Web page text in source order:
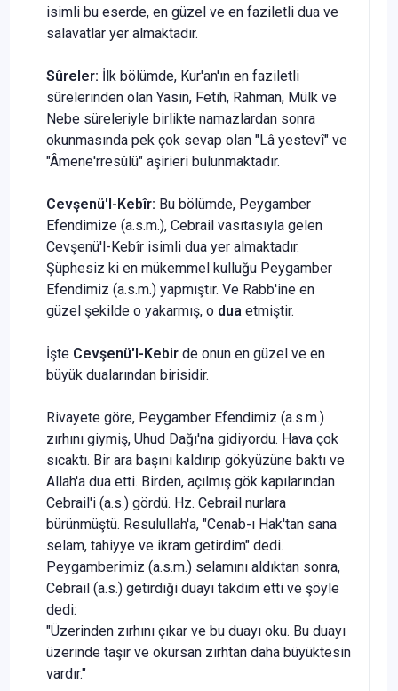
isimli bu eserde, en güzel ve en faziletli dua ve
salavatlar yer almaktadır.
Sûreler: İlk bölümde, Kur'an'ın en fa­ziletli
sûrelerinden olan Yasin, Fetih, Rahman, Mülk ve
Nebe süreleriyle bir­likte namazlardan sonra
okunmasında pek çok sevap olan "Lâ yestevî" ve
"Âmene'rresûlü" aşirieri bulunmaktadır.
Cevşenü'l-Kebîr: Bu bölümde, Pey­gamber
Efendimize (a.s.m.), Cebrail va­sıtasıyla gelen
Cevşenü'l-Kebîr isimli dua yer almaktadır.
Şüphesiz ki en mü­kemmel kulluğu Peygamber
Efendimiz (a.s.m.) yapmıştır. Ve Rabb'ine en
güzel şekilde o yakarmış, o dua etmiştir.
İşte Cevşenü'l-Kebir de onun en güzel ve en
büyük dualarından birisidir.
Rivayete göre, Peygamber Efendimiz (a.s.m.)
zırhını giymiş, Uhud Dağı'na gi­diyordu. Hava çok
sıcaktı. Bir ara başını kaldırıp gökyüzüne baktı ve
Allah'a dua etti. Birden, açılmış gök kapılarından
Cebrail'i (a.s.) gördü. Hz. Cebrail nurla­ra
bürünmüştü. Resulullah'a, "Cenab-ı Hak'tan sana
selam, tahiyye ve ikram getirdim" dedi.
Peygamberimiz (a.s.m.) selamını aldıktan sonra,
Cebrail (a.s.) getirdiği duayı takdim etti ve şöyle
dedi:
"Üzerinden zırhını çıkar ve bu duayı oku. Bu duayı
üzerinde taşır ve okursan zırhtan daha büyüktesin
vardır."